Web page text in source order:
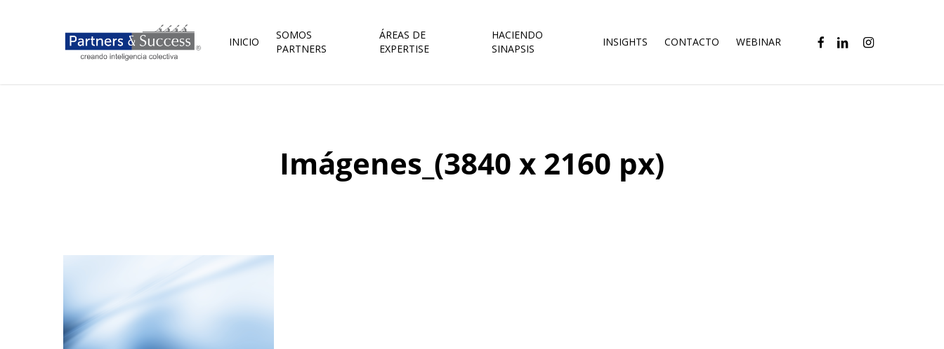
INICIO
SOMOS
PARTNERS
ÁREAS DE
EXPERTISE
HACIENDO
SINAPSIS
INSIGHTS CONTACTO WEBINAR FACEBOOKLINKEDININSTAGRAM
Imágenes_(3840 x 2160 px)